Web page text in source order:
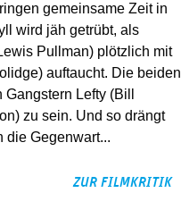
gemeinsame Zeit in
wird jäh getrübt, als
Pullman) plötzlich mit
auftaucht. Die beiden
Lefty (Bill
zu sein. Und so drängt
die Gegenwart...
ZUR FILMKRITIK